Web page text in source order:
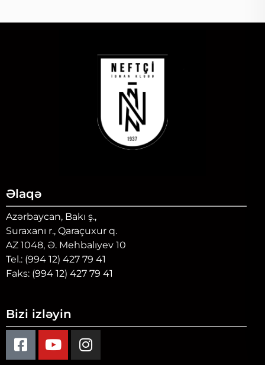
Əlaqə
Azərbaycan, Bakı ş.,
Suraxanı r., Qaraçuxur q.
AZ 1048, Ə. Mehbalıyev 10
Tel.: (994 12) 427 79 41
Faks: (994 12) 427 79 41
Bizi izləyin